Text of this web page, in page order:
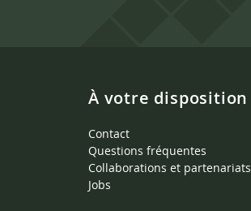
À votre disposition
Contact
Questions fréquentes
Collaborations et partenariats
Jobs